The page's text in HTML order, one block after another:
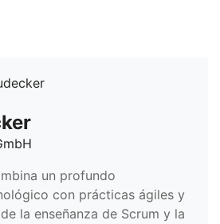
un profundo
con prácticas ágiles y
la enseñanza de Scrum y la